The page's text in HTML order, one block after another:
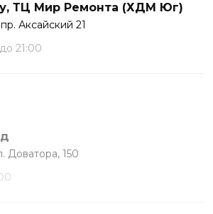
ТЦ Мир Ремонта (ХДМ Юг)
Аксайский 21
21:00
Доватора, 150